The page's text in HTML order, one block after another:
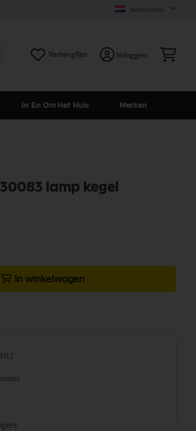
Nederlands
Verlanglijst Inloggen
In En Om Het Huis Merken
lamp kegel
In winkelwagen